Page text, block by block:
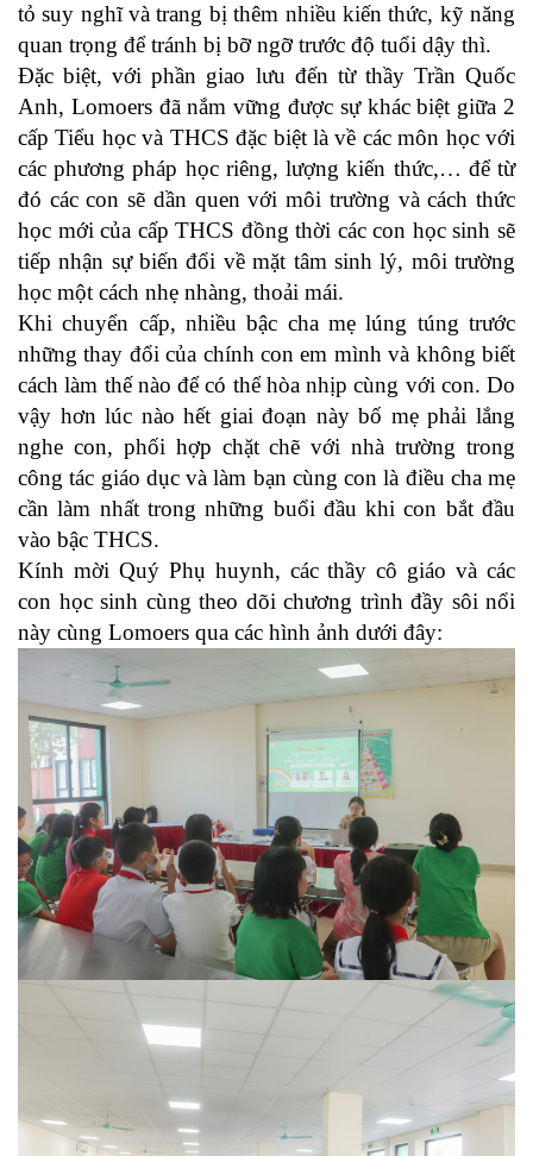
tỏ suy nghĩ và trang bị thêm nhiều kiến thức, kỹ năng
quan trọng để tránh bị bỡ ngỡ trước độ tuổi dậy thì.
Đặc biệt, với phần giao lưu đến từ thầy Trần Quốc
Anh, Lomoers đã nắm vững được sự khác biệt giữa 2
cấp Tiểu học và THCS đặc biệt là về các môn học với
các phương pháp học riêng, lượng kiến thức,… để từ
đó các con sẽ dần quen với môi trường và cách thức
học mới của cấp THCS đồng thời các con học sinh sẽ
tiếp nhận sự biến đổi về mặt tâm sinh lý, môi trường
học một cách nhẹ nhàng, thoải mái.
Khi chuyển cấp, nhiều bậc cha mẹ lúng túng trước
những thay đổi của chính con em mình và không biết
cách làm thế nào để có thể hòa nhịp cùng với con. Do
vậy hơn lúc nào hết giai đoạn này bố mẹ phải lắng
nghe con, phối hợp chặt chẽ với nhà trường trong
công tác giáo dục và làm bạn cùng con là điều cha mẹ
cần làm nhất trong những buổi đầu khi con bắt đầu
vào bậc THCS.
Kính mời Quý Phụ huynh, các thầy cô giáo và các
con học sinh cùng theo dõi chương trình đầy sôi nổi
này cùng Lomoers qua các hình ảnh dưới đây: